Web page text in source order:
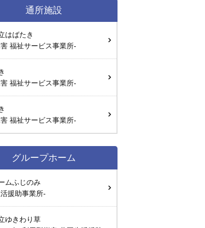
通所施設
はばたき
福祉サービス事業所-
福祉サービス事業所-
福祉サービス事業所-
グループホーム
ムふじのみ
援助事業所-
ゆきわり草